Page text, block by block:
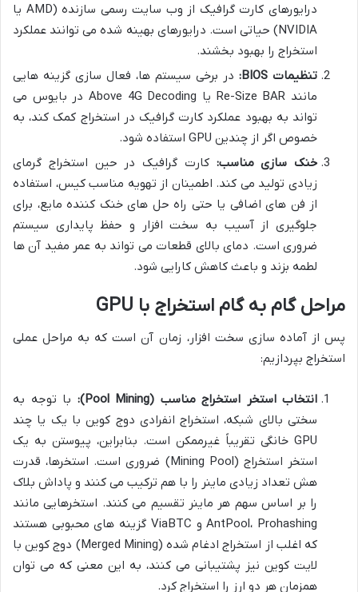
درایورهای کارت گرافیک از وب سایت رسمی سازنده (AMD یا
NVIDIA) حیاتی است. درایورهای بهینه شده می توانند عملکرد
استخراج را بهبود بخشند.
تنظیمات BIOS:
در برخی سیستم ها، فعال سازی گزینه هایی
مانند Re-Size BAR یا Above 4G Decoding در بایوس می
تواند به بهبود عملکرد کارت گرافیک در استخراج کمک کند، به
خصوص اگر از چندین GPU استفاده شود.
خنک سازی مناسب: کارت گرافیک در حین استخراج گرمای
زیادی تولید می کند. اطمینان از تهویه مناسب کیس، استفاده
از فن های اضافی یا حتی راه حل های خنک کننده مایع، برای
جلوگیری از آسیب به سخت افزار و حفظ پایداری سیستم
ضروری است. دمای بالای قطعات می تواند به عمر مفید آن ها
لطمه بزند و باعث کاهش کارایی شود.
مراحل گام به گام استخراج با GPU
پس از آماده سازی سخت افزار، زمان آن است که به مراحل عملی
استخراج بپردازیم:
انتخاب استخر استخراج مناسب (Pool Mining):
با توجه به
سختی بالای شبکه، استخراج انفرادی دوج کوین با یک یا چند
GPU خانگی تقریباً غیرممکن است. بنابراین، پیوستن به یک
استخر استخراج (Mining Pool) ضروری است. استخرها، قدرت
هش تعداد زیادی ماینر را با هم ترکیب می کنند و پاداش بلاک
را بر اساس سهم هر ماینر تقسیم می کنند. استخرهایی مانند
AntPool، Prohashing و ViaBTC گزینه های محبوبی هستند
که اغلب از استخراج ادغام شده (Merged Mining) دوج کوین با
لایت کوین نیز پشتیبانی می کنند، به این معنی که می توان
همزمان هر دو ارز را استخراج کرد.